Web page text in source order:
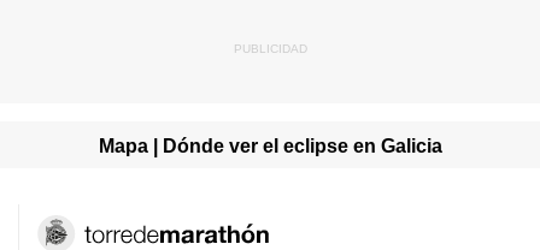
Mapa | Dónde ver el eclipse en Galicia